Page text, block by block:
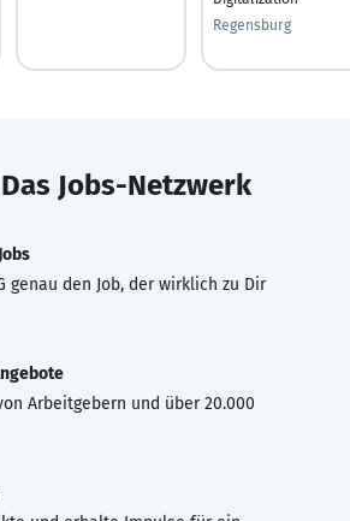
Regensburg
Das Jobs-Netzwerk
genau den Job, der wirklich zu Dir
Arbeitgebern und über 20.000